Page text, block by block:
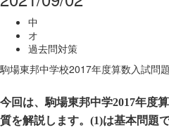
中
オ
過去問対策
駒場東邦中学校2017年度算数入試問
今回は、駒場東邦中学2017年度
質を解説します。(1)は基本問題